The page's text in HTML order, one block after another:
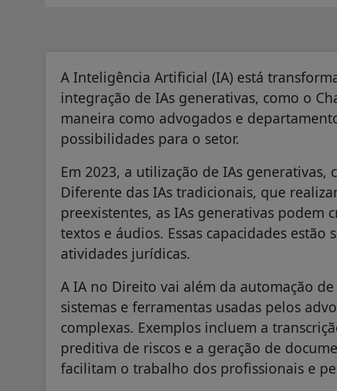
A Inteligência Artificial (IA) está
integração de IAs generativas, como o
maneira como advogados e
possibilidades para o setor.
Em 2023, a utilização de IAs
Diferente das IAs tradicionais, que
preexistentes, as IAs generativas
textos e áudios. Essas capacidades
atividades jurídicas.
A IA no Direito vai além da automação
sistemas e ferramentas usadas pelos
complexas. Exemplos incluem a
preditiva de riscos e a geração de
facilitam o trabalho dos profissionais e